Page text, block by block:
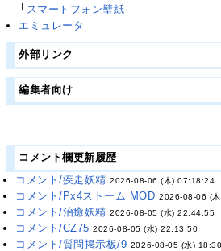
└スマートフォン壁紙
エミュレータ
外部リンク
編集者向け
コメント欄更新履歴
コメント/疾走妖精 2026-08-06 (木) 07:18:24
コメント/Px4ストーム MOD 2026-08-06 (
コメント/治癒妖精 2026-08-05 (水) 22:44:55
コメント/CZ75 2026-08-05 (水) 22:13:50
コメント/質問掲示板/9 2026-08-05 (水)